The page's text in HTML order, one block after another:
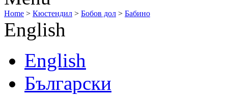
Home > Кюстендил > Бобов дол > Бабино
English
English
Български